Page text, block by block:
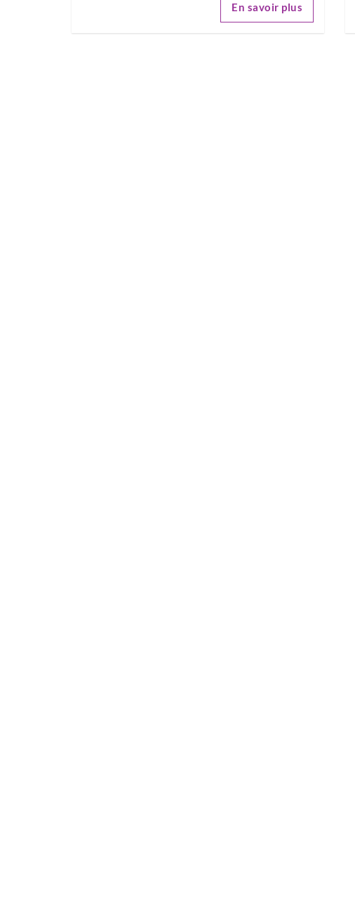
En savoir plus